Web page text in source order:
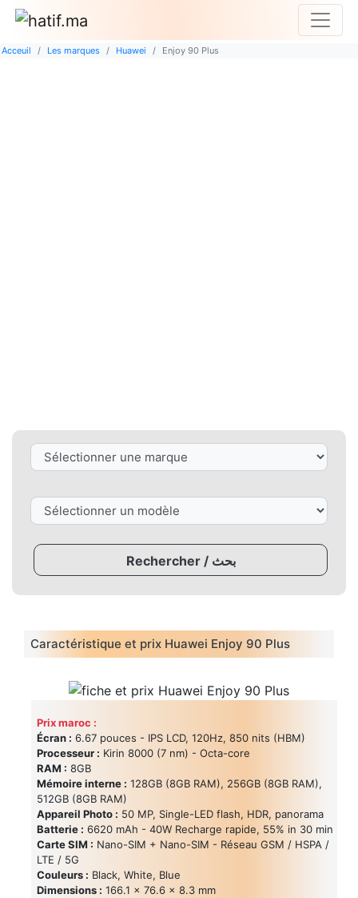
Acceuil Les marques Huawei Enjoy 90 Plus
Rechercher / بحث
Caractéristique et prix Huawei Enjoy 90 Plus
Prix maroc :
Écran : 6.67 pouces - IPS LCD, 120Hz, 850 nits (HBM)
Processeur : Kirin 8000 (7 nm) - Octa-core
RAM : 8GB
Mémoire interne : 128GB (8GB RAM), 256GB (8GB RAM),
512GB (8GB RAM)
Appareil Photo : 50 MP, Single-LED flash, HDR, panorama
Batterie : 6620 mAh - 40W Recharge rapide, 55% in 30 min
Carte SIM : Nano-SIM + Nano-SIM - Réseau GSM / HSPA /
LTE / 5G
Couleurs : Black, White, Blue
Dimensions : 166.1 x 76.6 x 8.3 mm